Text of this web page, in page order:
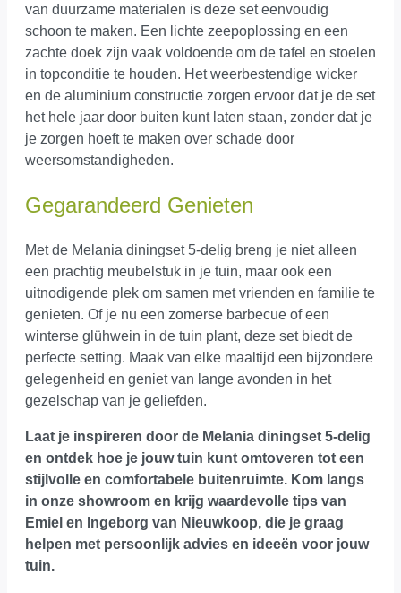
van duurzame materialen is deze set eenvoudig
schoon te maken. Een lichte zeepoplossing en een
zachte doek zijn vaak voldoende om de tafel en stoelen
in topconditie te houden. Het weerbestendige wicker
en de aluminium constructie zorgen ervoor dat je de set
het hele jaar door buiten kunt laten staan, zonder dat je
je zorgen hoeft te maken over schade door
weersomstandigheden.
Gegarandeerd Genieten
Met de Melania diningset 5-delig breng je niet alleen
een prachtig meubelstuk in je tuin, maar ook een
uitnodigende plek om samen met vrienden en familie te
genieten. Of je nu een zomerse barbecue of een
winterse glühwein in de tuin plant, deze set biedt de
perfecte setting. Maak van elke maaltijd een bijzondere
gelegenheid en geniet van lange avonden in het
gezelschap van je geliefden.
Laat je inspireren door de Melania diningset 5-delig
en ontdek hoe je jouw tuin kunt omtoveren tot een
stijlvolle en comfortabele buitenruimte. Kom langs
in onze showroom en krijg waardevolle tips van
Emiel en Ingeborg van Nieuwkoop, die je graag
helpen met persoonlijk advies en ideeën voor jouw
tuin.